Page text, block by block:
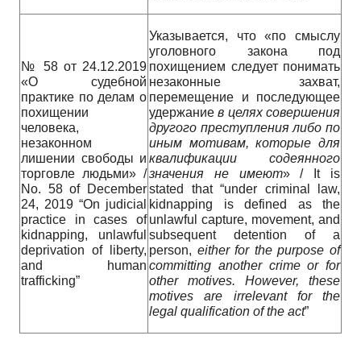
№ 58 от 24.12.2019
«О судебной
практике по делам о
похищении
человека,
незаконном
лишении свободы и
торговле людьми» /
No. 58 of December
24, 2019 “On judicial
practice in cases of
kidnapping, unlawful
deprivation of liberty,
and human
trafficking”
Указывается, что «по смыслу
уголовного закона под
похищением следует понимать
незаконные захват,
перемещение и последующее
удержаниев целях совершения
другого преступления либо по
иным мотивам,которые для
квалификации
содеянного
значения
не имеют» / It is
stated that “under criminal law,
kidnapping is defined as the
unlawful capture, movement, and
subsequent detention of a
person, either for the purpose of
committing another crime or for
other motives. However, these
motives are irrelevant for the
legal qualification of the act”